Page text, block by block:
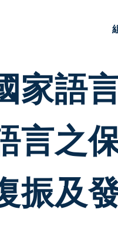
家語
言之
及發